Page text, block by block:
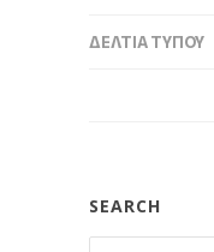
ΔΕΛΤΊΑ ΤΎΠΟΥ
SEARCH